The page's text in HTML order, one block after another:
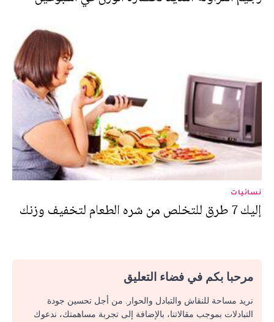
نسائيات
إليك 7 طرق للتخلص من شره الطعام لتخفيف وزنك
مرحبا بكم في فضاء التعليق
نريد مساحة للنقاش والتبادل والحوار. من أجل تحسين جودة
التبادلات بموجب مقالاتنا، بالإضافة إلى تجربة مساهمتك، ندعوك